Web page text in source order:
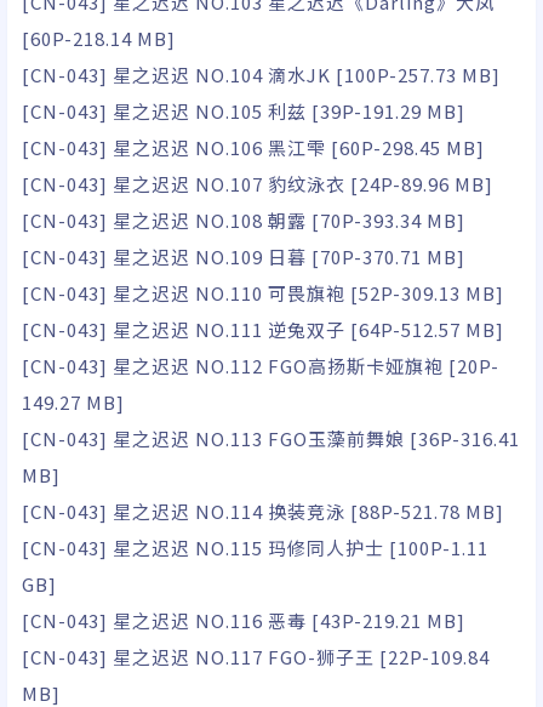
[60P-218.14 MB]
[CN-043] 星之迟迟 NO.104 滴水JK [100P-257.73 MB]
[CN-043] 星之迟迟 NO.105 利兹 [39P-191.29 MB]
[CN-043] 星之迟迟 NO.106 黑江雫 [60P-298.45 MB]
[CN-043] 星之迟迟 NO.107 豹纹泳衣 [24P-89.96 MB]
[CN-043] 星之迟迟 NO.108 朝露 [70P-393.34 MB]
[CN-043] 星之迟迟 NO.109 日暮 [70P-370.71 MB]
[CN-043] 星之迟迟 NO.110 可畏旗袍 [52P-309.13 MB]
[CN-043] 星之迟迟 NO.111 逆兔双子 [64P-512.57 MB]
[CN-043] 星之迟迟 NO.112 FGO高扬斯卡娅旗袍 [20P-
149.27 MB]
[CN-043] 星之迟迟 NO.113 FGO玉藻前舞娘 [36P-316.41
MB]
[CN-043] 星之迟迟 NO.114 换装竞泳 [88P-521.78 MB]
[CN-043] 星之迟迟 NO.115 玛修同人护士 [100P-1.11
GB]
[CN-043] 星之迟迟 NO.116 恶毒 [43P-219.21 MB]
[CN-043] 星之迟迟 NO.117 FGO-狮子王 [22P-109.84
MB]